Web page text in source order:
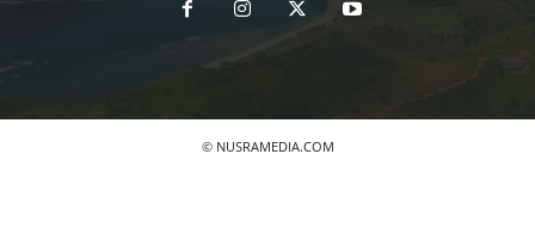
© NUSRAMEDIA.COM